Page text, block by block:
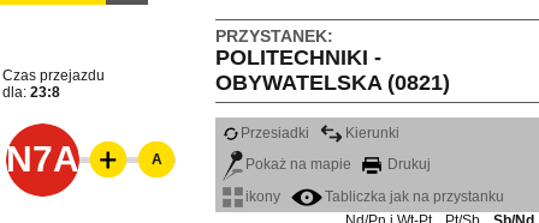
PRZYSTANEK:
POLITECHNIKI -
OBYWATELSKA (0821)
Czas przejazdu
dla: 23:8
N7A
Przesiadki
Kierunki
Pokaż na mapie
Drukuj
ikony
Tabliczka jak na przystanku
A